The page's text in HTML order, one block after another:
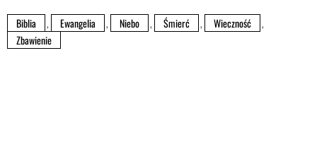
Biblia , Ewangelia , Niebo , Śmierć , Wieczność
,
Zbawienie